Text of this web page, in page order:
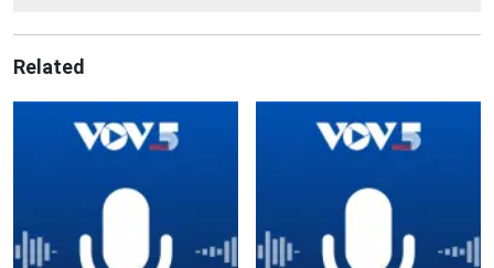
Related